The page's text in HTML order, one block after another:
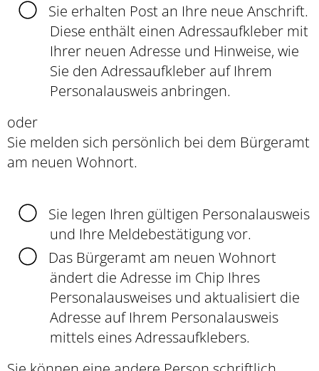
Sie erhalten Post an Ihre neue Anschrift.
Diese enthält einen Adressaufkleber mit
Ihrer neuen Adresse und Hinweise, wie
Sie den Adressaufkleber auf Ihrem
Personalausweis anbringen.
oder
Sie melden sich persönlich bei dem Bürgeramt
am neuen Wohnort.
Sie legen Ihren gültigen Personalausweis
und Ihre Meldebestätigung vor.
Das Bürgeramt am neuen Wohnort
ändert die Adresse im Chip Ihres
Personalausweises und aktualisiert die
Adresse auf Ihrem Personalausweis
mittels eines Adressaufklebers.